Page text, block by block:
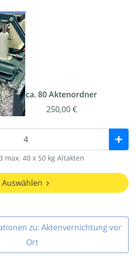
ca. 80 Aktenordner
250,00 €
max. 40 x 50 kg Altakten
Auswählen
zu: Aktenvernichtung vor
Ort